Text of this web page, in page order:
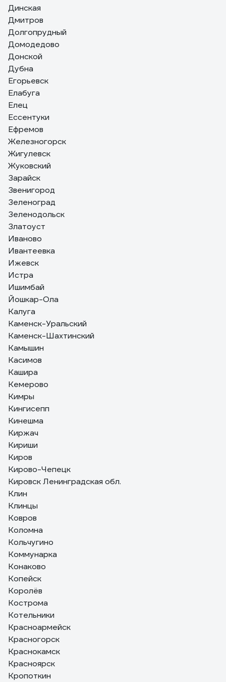
Динская
Дмитров
Долгопрудный
Домодедово
Донской
Дубна
Егорьевск
Елабуга
Елец
Ессентуки
Ефремов
Железногорск
Жигулевск
Жуковский
Зарайск
Звенигород
Зеленоград
Зеленодольск
Златоуст
Иваново
Ивантеевка
Ижевск
Истра
Ишимбай
Йошкар-Ола
Калуга
Каменск-Уральский
Каменск-Шахтинский
Камышин
Касимов
Кашира
Кемерово
Кимры
Кингисепп
Кинешма
Киржач
Кириши
Киров
Кирово-Чепецк
Кировск Ленинградская обл.
Клин
Клинцы
Ковров
Коломна
Кольчугино
Коммунарка
Конаково
Копейск
Королёв
Кострома
Котельники
Красноармейск
Красногорск
Краснокамск
Красноярск
Кропоткин